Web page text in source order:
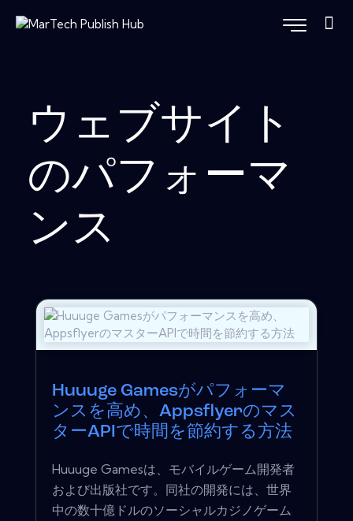
ウェブサイト
のパフォーマ
ンス
Huuuge Gamesがパフォーマ
ンスを高め、Appsflyerのマス
ターAPIで時間を節約する方法
Huuuge Gamesは、モバイルゲーム開発者
および出版社です。同社の開発には、世界
中の数十億ドルのソーシャルカジノゲーム